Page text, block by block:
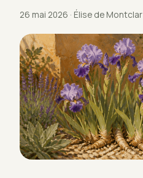
26 mai 2026 · Élise de Montclar